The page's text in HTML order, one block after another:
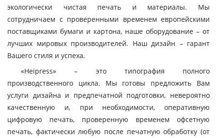
экологически чистая печать и материалы. Мы
сотрудничаем с проверенными временем европейскими
поставщиками бумаги и картона, наше оборудование – от
лучших мировых производителей. Наш дизайн – гарант
Вашего стиля и успеха.
«Heipress» – это типография полного
производственного цикла. Мы готовы предложить Вам
услуги дизайна и предпечатной подготовки, невероятно
качественную и, при необходимости, оперативную
цифровую печать, проверенную временем офсетную
печать, фактически любую после печатную обработку (от